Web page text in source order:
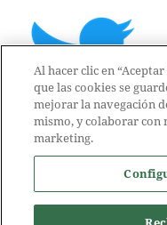
Al hacer clic en
que las cookies se
mejorar la navegación
mismo, y colaborar con
marketing.